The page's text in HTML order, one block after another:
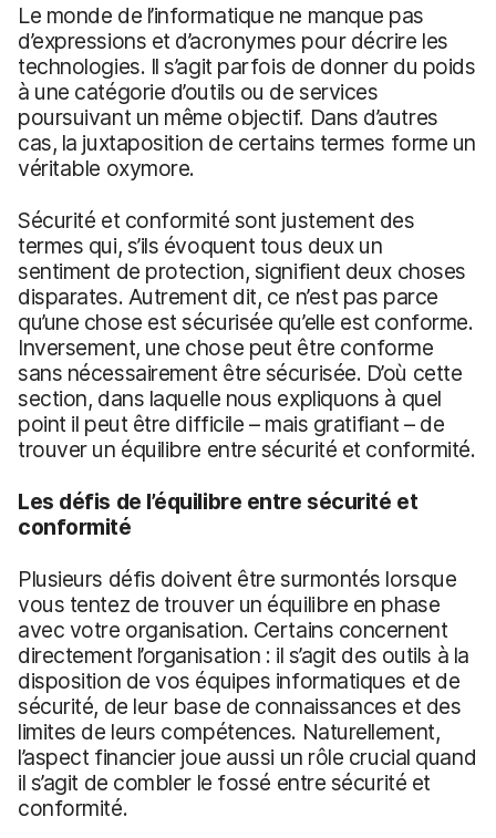
Le monde de l’informatique ne manque pas
d’expressions et d’acronymes pour décrire les
technologies. Il s’agit parfois de donner du poids
à une catégorie d’outils ou de services
poursuivant un même objectif. Dans d’autres
cas, la juxtaposition de certains termes forme un
véritable oxymore.
Sécurité et conformité sont justement des
termes qui, s’ils évoquent tous deux un
sentiment de protection, signifient deux choses
disparates. Autrement dit, ce n’est pas parce
qu’une chose est sécurisée qu’elle est conforme.
Inversement, une chose peut être conforme
sans nécessairement être sécurisée. D’où cette
section, dans laquelle nous expliquons à quel
point il peut être difficile – mais gratifiant – de
trouver un équilibre entre sécurité et conformité.
Les défis de l’équilibre entre sécurité et
conformité
Plusieurs défis doivent être surmontés lorsque
vous tentez de trouver un équilibre en phase
avec votre organisation. Certains concernent
directement l’organisation : il s’agit des outils à la
disposition de vos équipes informatiques et de
sécurité, de leur base de connaissances et des
limites de leurs compétences. Naturellement,
l’aspect financier joue aussi un rôle crucial quand
il s’agit de combler le fossé entre sécurité et
conformité.